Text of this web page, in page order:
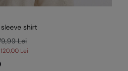
shirt
Lei
120,00 Lei